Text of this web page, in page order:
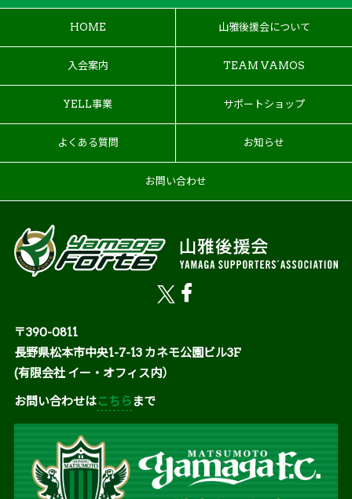
HOME 山雅後援会について
入会案内 TEAM VAMOS
YELL事業 サポートショップ
よくある質問 お知らせ
お問い合わせ
〒390-0811
長野県松本市中央1-7-13 カネモ公園ビル3F
(有限会社 イー・オフィス内）
お問い合わせはこちら まで